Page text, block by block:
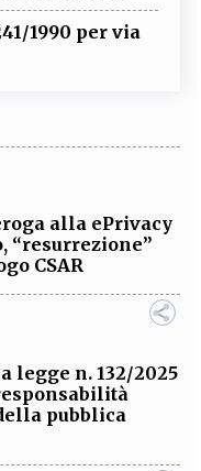
1990 per via
alla ePrivacy
“resurrezione”
CSAR
legge n. 132/2025
pubblica